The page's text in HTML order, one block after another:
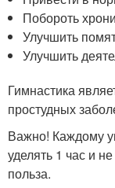
Побороть
Улучшить
Улучшить
Гимнастика
простудных
Важно! Каждому
уделять 1 час и
польза.